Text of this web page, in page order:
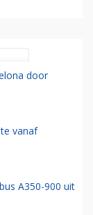
door
vanaf
A350-900 uit